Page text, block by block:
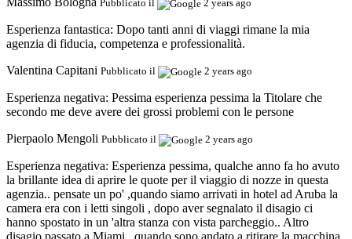
Pubblicato il 2 years ago
Esperienza fantastica: Dopo tanti anni di viaggi rimane la mia
agenzia di fiducia, competenza e professionalità.
Valentina Capitani Pubblicato il 2 years ago
Esperienza negativa: Pessima esperienza pessima la Titolare che
secondo me deve avere dei grossi problemi con le persone
Pierpaolo Mengoli Pubblicato il 2 years ago
Esperienza negativa: Esperienza pessima, qualche anno fa ho avuto
la brillante idea di aprire le quote per il viaggio di nozze in questa
agenzia.. pensate un po' ,quando siamo arrivati in hotel ad Aruba la
camera era con i letti singoli , dopo aver segnalato il disagio ci
hanno spostato in un 'altra stanza con vista parcheggio.. Altro